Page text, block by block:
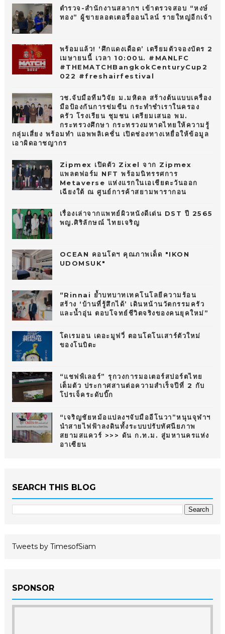
ตำรวจ-สำนักงานสลากฯ เข้าตรวจสอบ “หงษ์
ทอง” ผู้ขายลอตเตอรี่ออนไลน์ รายใหญ่อีกเจ้า
พร้อมแล้ว! ‘ศึกแดงเดือด’ เตรียมตัวจองบัตร 2
เมษายนนี้ เวลา 10:00น. #MANLFC
#THEMATCHBangkokCenturyCup2
022 #freshairfestival
วช.จับมือทีมวิจัย ม.มหิดล สร้างต้นแบบเครื่อง
มือป้องกันการข่มขืน กระทำชำเราในครอง
ครัว โรงเรียน ชุมชน เตรียมเสนอ พม.
กระทรวงศึกษา กระทรวงมหาดไทยให้ความรู้
กลุ่มเสี่ยง พร้อมทำ แอพพลิเคชั่น เปิดช่องทางเหยื่อให้ข้อมูล
เอาผิดอาชญากร
Zipmex เปิดตัว Zixel จาก Zipmex
แพลตฟอร์ม NFT พร้อมนิทรรศการ
Metaverse แห่งแรกในเอเชียตะวันออก
เฉียงใต้ ณ ศูนย์การค้าสยามพารากอน
เรื่องเล่าจากแพทย์ผิวหนังดีเด่น DST ปี 2565
พญ.ศิริลักษณ์ ไทยเจริญ
OCEAN คอนโดฯ คุณภาพเด็ด "IKON
UDOMSUK"
“Rinnai ย้ำบทบาทเทคโนโลยีความร้อน
สร้าง ‘บ้านที่รู้สึกได้’ เดินหน้านวัตกรรมครัว
และน้ำอุ่น ตอบโจทย์ชีวิตจริงของคนยุคใหม่”
โดเรมอน เดอะมูฟวี่ ตอนโดโนเสาร์ตัวใหม่
ของโนบิตะ
“แชฟฟ์เลอร์” รุกวงการมอเตอร์สปอร์ตไทย
เต็มตัว ประกาศสานต่อความสำเร็จปีที่ 2 กับ
โปรเจ็คระดับบิ๊ก
“เจริญชัยหม้อแปลงฯจับมืออีโนวา”หนุนจุฬาฯ
นำสายไฟฟ้าลงดินทั้งระบบปรับทัศนียภาพ
สยามสแควร์ >>> ดัน ก.ท.ม. สู่มหานครแห่ง
อาเซียน
SEARCH THIS BLOG
Tweets by TimesofSiam
SPONSOR